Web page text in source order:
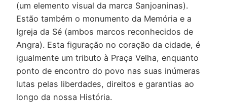
(um elemento visual da marca Sanjoaninas).
Estão também o monumento da Memória e a
Igreja da Sé (ambos marcos reconhecidos de
Angra). Esta figuração no coração da cidade, é
igualmente um tributo à Praça Velha, enquanto
ponto de encontro do povo nas suas inúmeras
lutas pelas liberdades, direitos e garantias ao
longo da nossa História.